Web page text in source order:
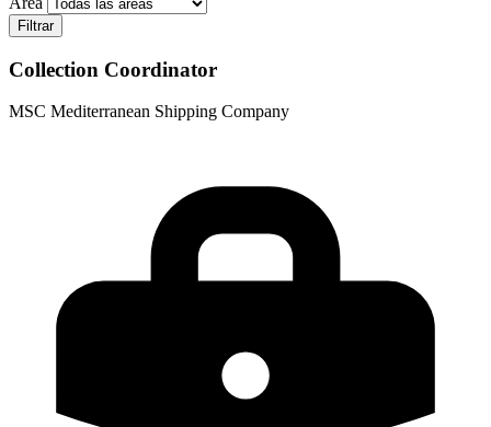
Collection Coordinator
MSC Mediterranean Shipping Company